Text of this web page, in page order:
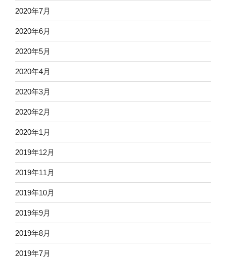
2020年7月
2020年6月
2020年5月
2020年4月
2020年3月
2020年2月
2020年1月
2019年12月
2019年11月
2019年10月
2019年9月
2019年8月
2019年7月